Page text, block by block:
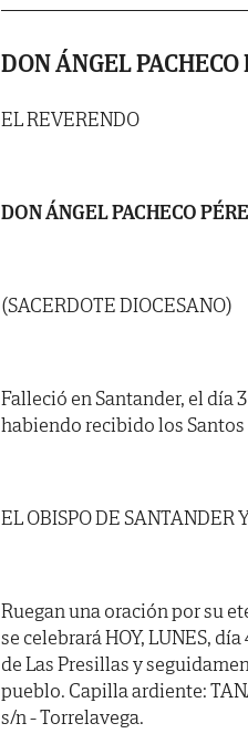
DON ÁNGEL PACHECO
EL REVERENDO
DON ÁNGEL PACHECO
(SACERDOTE DIOCESANO)
Falleció en Santander, el día
habiendo recibido los
EL OBISPO DE SANTANDER
Ruegan una oración por su
se celebrará HOY, LUNES,
de Las Presillas y
pueblo. Capilla ardiente:
s/n - Torrelavega.